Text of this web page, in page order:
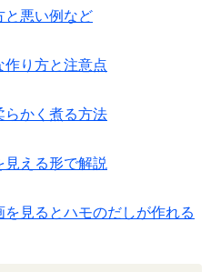
と悪い例など
作り方と注意点
らかく煮る方法
える形で解説
見るとハモのだしが作れる